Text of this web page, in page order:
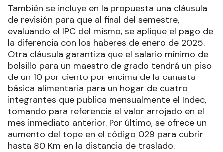
También se incluye en la propuesta una cláusula
de revisión para que al final del semestre,
evaluando el IPC del mismo, se aplique el pago de
la diferencia con los haberes de enero de 2025.
Otra cláusula garantiza que el salario mínimo de
bolsillo para un maestro de grado tendrá un piso
de un 10 por ciento por encima de la canasta
básica alimentaria para un hogar de cuatro
integrantes que publica mensualmente el Indec,
tomando para referencia el valor arrojado en el
mes inmediato anterior. Por último, se ofrece un
aumento del tope en el código 029 para cubrir
hasta 80 Km en la distancia de traslado.